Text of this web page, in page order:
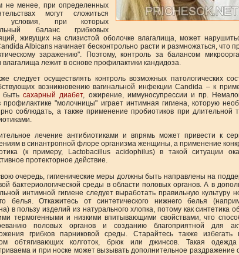
не менее, при определенных
могут сложиться
условия, при которых
баланс грибковых
живущих на слизистой оболочке влагалища, может
Albicans начинает бесконтрольно расти и размножаться, что
заражению". Поэтому, контроль за балансом
влагалища лежит в основе профилактики кандидоза.
следует осуществлять контроль возможных патологических
возникновению вагинальной инфекции Candida – к
бытьсахарный диабет, ожирение, иммуносупрессии и пр.
профилактике "молочницы" играет интимная гигиена, которую
соблюдать, а также применение пробиотиков при длительной
лечение антибиотиками и впрямь может привести к
в синантропной флоре организма женщины, а применение
(к примеру, Lactobacillus acidophilus) в такой ситуации
протекторное действие.
очередь, гигиенические меры должны быть направлены на
бактериологической среды в области половых органов. А в
интимной гигиене следует выработать правильную культуру
белья. Откажитесь от синтетического нижнего белья
в пользу изделий из натурального хлопка, потому как синтетика
термогенными и низкими впитывающими свойствами, что
половых органов и созданию благоприятной для
грибков парниковой среды. Старайтесь также избегать
обтягивающих колготок, брюк или джинсов. Такая
и при носке может вызывать дополнительное раздражение